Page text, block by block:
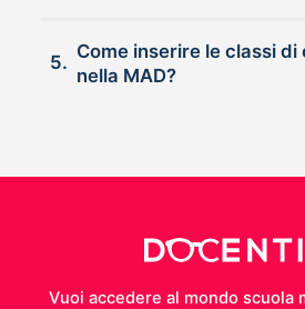
5.
Come inserire le classi di concorso
nella MAD?
Vuoi accedere al mondo scuola